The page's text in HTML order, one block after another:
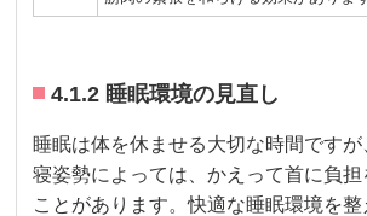
4.1.2 睡眠環境の見直し
睡眠は体を休ませる大切な時間です
寝姿勢によっては、かえって首に負担
ことがあります。快適な睡眠環境を